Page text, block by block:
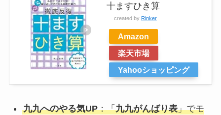
十ますひき算
created by Rinker
Amazon
楽天市場
Yahooショッピング
九九へのやる気UP：「九九がんばり表」でモ